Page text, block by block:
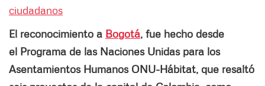
ciudadanos
El reconocimiento a Bogotá, fue hecho desde
el Programa de las Naciones Unidas para los
Asentamientos Humanos ONU-Hábitat, que resaltó